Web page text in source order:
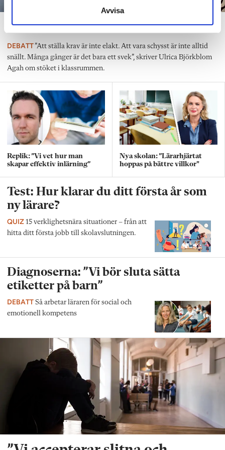
Avvisa
”Att ställa krav är inte elakt”
DEBATT”Att ställa krav är inte elakt. Att vara schysst är inte alltid
snällt. Många gånger är det bara ett svek”, skriver Ulrica Björkblom
Agah om stöket i klassrummen.
Replik: ”Vi vet hur man
skapar effektiv inlärning”
Nya skolan: ”Lärarhjärtat
hoppas på bättre villkor"
Test: Hur klarar du ditt första år som
ny lärare?
QUIZ 15 verklighetsnära situationer – från att
hitta ditt första jobb till skolavslutningen.
Diagnoserna: ”Vi bör sluta sätta
etiketter på barn”
DEBATT Så arbetar läraren för social och
emotionell kompetens